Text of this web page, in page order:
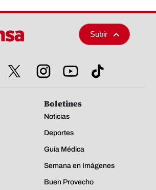
Subir
Boletines
Noticias
Deportes
Guía Médica
Semana en Imágenes
Buen Provecho